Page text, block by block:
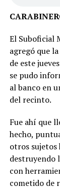
El Suboficial
agregó que
de este
se pudo
al banco en
del recinto.
Fue ahí que
hecho,
otros
destruyendo
con
cometido de